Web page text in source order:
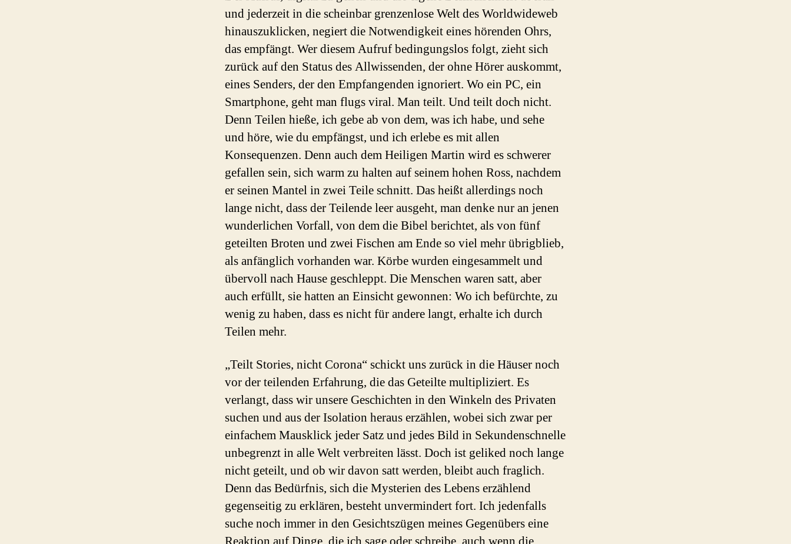
und jederzeit in die scheinbar grenzenlose Welt des Worldwideweb
hinauszuklicken, negiert die Notwendigkeit eines hörenden Ohrs,
das empfängt. Wer diesem Aufruf bedingungslos folgt, zieht sich
zurück auf den Status des Allwissenden, der ohne Hörer auskommt,
eines Senders, der den Empfangenden ignoriert. Wo ein PC, ein
Smartphone, geht man flugs viral. Man teilt. Und teilt doch nicht.
Denn Teilen hieße, ich gebe ab von dem, was ich habe, und sehe
und höre, wie du empfängst, und ich erlebe es mit allen
Konsequenzen. Denn auch dem Heiligen Martin wird es schwerer
gefallen sein, sich warm zu halten auf seinem hohen Ross, nachdem
er seinen Mantel in zwei Teile schnitt. Das heißt allerdings noch
lange nicht, dass der Teilende leer ausgeht, man denke nur an jenen
wunderlichen Vorfall, von dem die Bibel berichtet, als von fünf
geteilten Broten und zwei Fischen am Ende so viel mehr übrigblieb,
als anfänglich vorhanden war. Körbe wurden eingesammelt und
übervoll nach Hause geschleppt. Die Menschen waren satt, aber
auch erfüllt, sie hatten an Einsicht gewonnen: Wo ich befürchte, zu
wenig zu haben, dass es nicht für andere langt, erhalte ich durch
Teilen mehr.
„Teilt Stories, nicht Corona“ schickt uns zurück in die Häuser noch
vor der teilenden Erfahrung, die das Geteilte multipliziert. Es
verlangt, dass wir unsere Geschichten in den Winkeln des Privaten
suchen und aus der Isolation heraus erzählen, wobei sich zwar per
einfachem Mausklick jeder Satz und jedes Bild in Sekundenschnelle
unbegrenzt in alle Welt verbreiten lässt. Doch ist geliked noch lange
nicht geteilt, und ob wir davon satt werden, bleibt auch fraglich.
Denn das Bedürfnis, sich die Mysterien des Lebens erzählend
gegenseitig zu erklären, besteht unvermindert fort. Ich jedenfalls
suche noch immer in den Gesichtszügen meines Gegenübers eine